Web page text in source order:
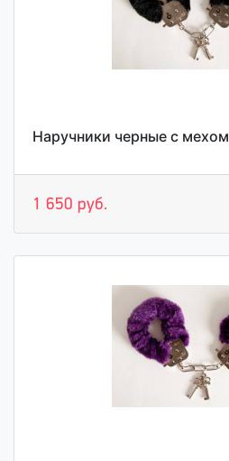
Наручники черные с мехом
1 650 руб.